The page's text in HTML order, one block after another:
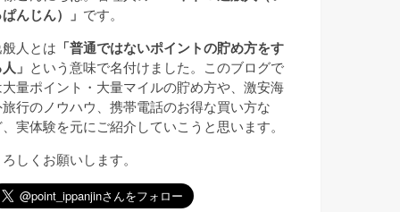
んじん）」 です。
般人とは 「普通ではないポイントの貯め方をす
」
という意味で名付けました。このブログで
大量ポイント・大量マイルの貯め方や、激安海
旅行のノウハウ、携帯電話のお得な買い方な
、実体験を元にご紹介していこうと思います。
しくお願いします。